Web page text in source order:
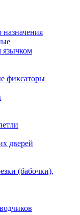
язычком
фиксаторы
дверей
(бабочки),